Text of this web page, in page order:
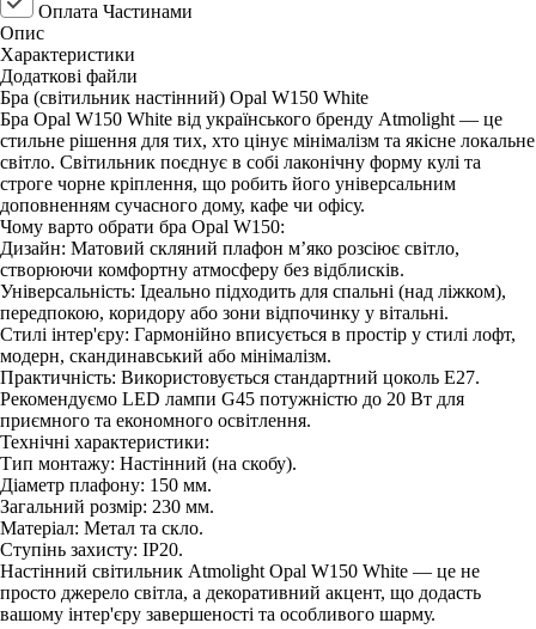
Оплата Частинами
Опис
Характеристики
Додаткові файли
Бра (світильник настінний) Opal W150 White
Бра Opal W150 White від українського бренду Atmolight — це
стильне рішення для тих, хто цінує мінімалізм та якісне локальне
світло. Світильник поєднує в собі лаконічну форму кулі та
строге чорне кріплення, що робить його універсальним
доповненням сучасного дому, кафе чи офісу.
Чому варто обрати бра Opal W150:
Дизайн: Матовий скляний плафон м’яко розсіює світло,
створюючи комфортну атмосферу без відблисків.
Універсальність: Ідеально підходить для спальні (над ліжком),
передпокою, коридору або зони відпочинку у вітальні.
Стилі інтер'єру: Гармонійно вписується в простір у стилі лофт,
модерн, скандинавський або мінімалізм.
Практичність: Використовується стандартний цоколь E27.
Рекомендуємо LED лампи G45 потужністю до 20 Вт для
приємного та економного освітлення.
Технічні характеристики:
Тип монтажу: Настінний (на скобу).
Діаметр плафону: 150 мм.
Загальний розмір: 230 мм.
Матеріал: Метал та скло.
Ступінь захисту: IP20.
Настінний світильник Atmolight Opal W150 White — це не
просто джерело світла, а декоративний акцент, що додасть
вашому інтер'єру завершеності та особливого шарму.